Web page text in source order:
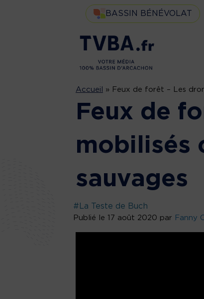
BASSIN BÉNÉVOLAT
Accueil » Feux de forêt – Les
Feux de
mobilisés
sauvages
#La Teste de Buch
Publié le 17 août 2020 par Fanny